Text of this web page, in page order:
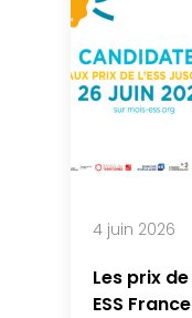
4 juin 2026
Les prix
ESS